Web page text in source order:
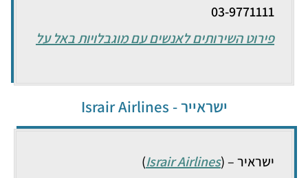
03-9771111
פירוט השירותים לאנשים עם מוגבלויות באל על
ישראייר - Israir Airlines
ישראיר – (Israir Airlines
)